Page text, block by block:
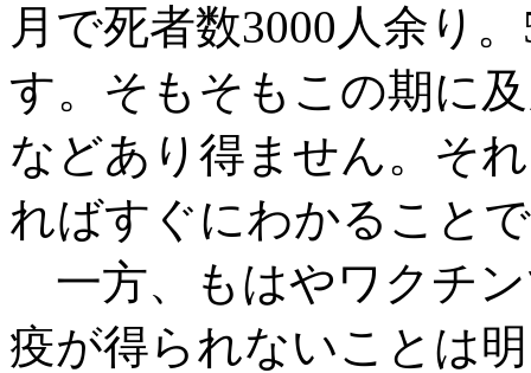
月で死者数3000人余り
す。そもそもこの期に
などあり得ません。そ
ればすぐにわかること
一方、もはやワクチ
疫が得られないことは